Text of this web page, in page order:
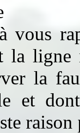
vous
la ligne
la
et